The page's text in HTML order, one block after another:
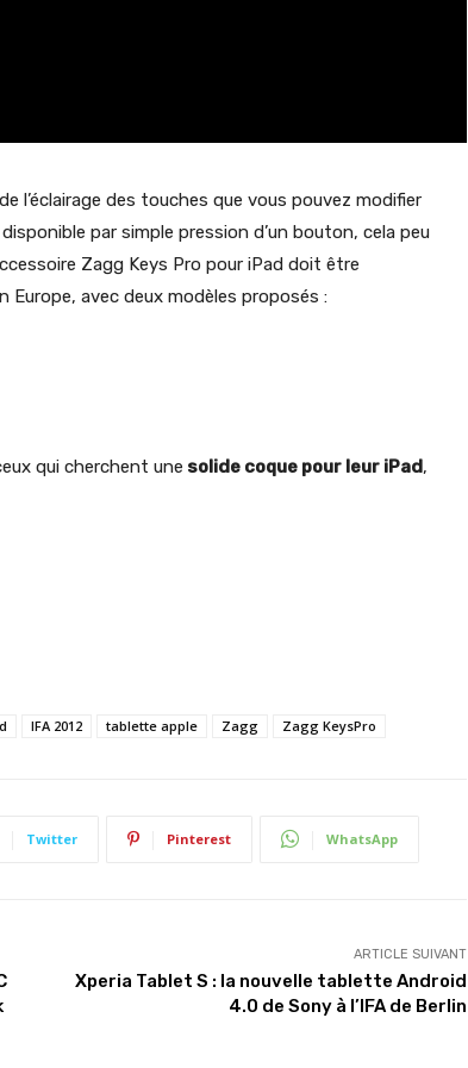
l’éclairage des touches que vous pouvez modifier
par simple pression d’un bouton, cela peu
Zagg Keys Pro pour iPad doit être
Europe, avec deux modèles proposés :
qui cherchent une solide coque pour leur iPad,
IFA 2012 tablette apple Zagg Zagg KeysPro
Twitter Pinterest WhatsApp
ARTICLE SUIVANT
Xperia Tablet S : la nouvelle tablette Android
4.0 de Sony à l’IFA de Berlin